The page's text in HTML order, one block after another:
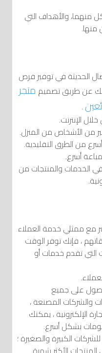
منهما، والأهداف التي
منها.
الحديثة في توفير فرص
عن طريق تصميم متجر
.
الإنترنت.
من الأشخاص من المنزل.
من الطرق التقليدية.
أسرع.
الخدمات والمنتجات من
مع ممثلي خدمة العملاء
، فإنك توفر الوقت
التي تقدم خدمات أو
على جميع
والشركات المصنعة ،
الإلكترونية ، يمكنك
بشكل أسرع.
الكبيرة والصغيرة ؛